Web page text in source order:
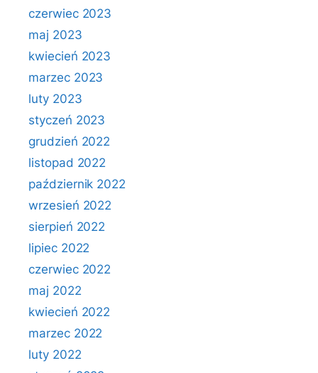
czerwiec 2023
maj 2023
kwiecień 2023
marzec 2023
luty 2023
styczeń 2023
grudzień 2022
listopad 2022
październik 2022
wrzesień 2022
sierpień 2022
lipiec 2022
czerwiec 2022
maj 2022
kwiecień 2022
marzec 2022
luty 2022